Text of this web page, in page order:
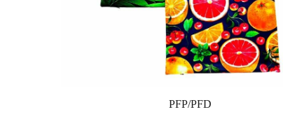
PFP/PFD